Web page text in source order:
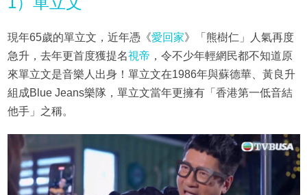
現年65歲的單立文，近年憑《愛回家》「熊樹仁」人氣再度
急升，去年更首度獲提名視帝 ，令不少年輕網民都不知道原
來單立文是音樂人出身！單立文在1986年與蘇德華、黃良升
組成Blue Jeans樂隊，單立文當年更擁有「香港第一低音結
他手」之稱。